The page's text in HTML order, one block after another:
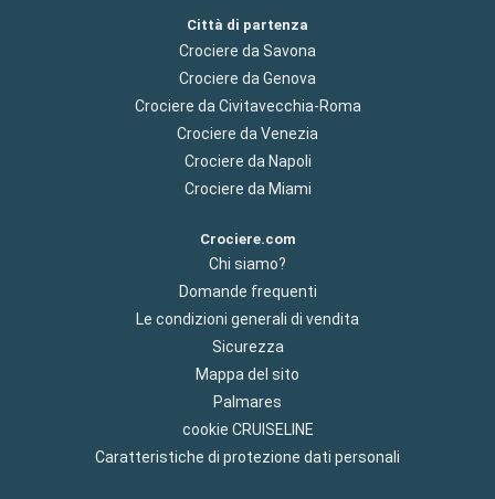
Città di partenza
Crociere da Savona
Crociere da Genova
Crociere da Civitavecchia-Roma
Crociere da Venezia
Crociere da Napoli
Crociere da Miami
Crociere.com
Chi siamo?
Domande frequenti
Le condizioni generali di vendita
Sicurezza
Mappa del sito
Palmares
cookie CRUISELINE
Caratteristiche di protezione dati personali